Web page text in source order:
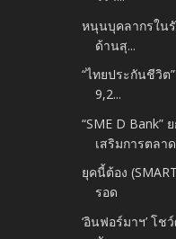
หนุนบุคลากรใน
ด้านสุ...
“ไทยประกันชีวิต
9,2...
“SME D
เสริมการตลาด
ยุคนี้ต้อง
รอด
‘อินฟอร์มาฯ’ โ